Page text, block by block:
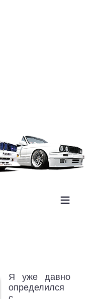
Я уже давно
определился